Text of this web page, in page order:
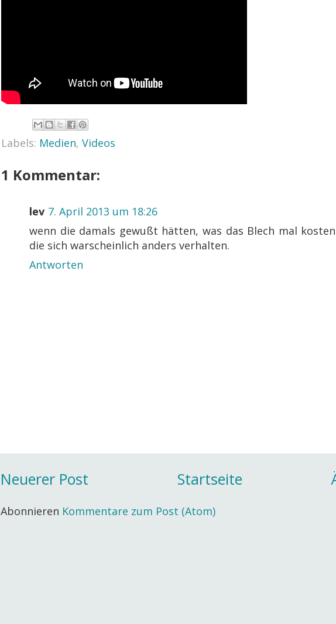
Labels: Medien, Videos
1 Kommentar:
lev 7. April 2013 um 18:26
wenn die damals gewußt hätten, was das Blech mal
die sich warscheinlich anders verhalten.
Antworten
Neuerer Post Startseite
Abonnieren Kommentare zum Post (Atom)